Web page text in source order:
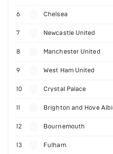
6 Chelsea
7 Newcastle United
8 Manchester United
9 West Ham United
10 Crystal Palace
11 Brighton and Hove
12 Bournemouth
13 Fulham